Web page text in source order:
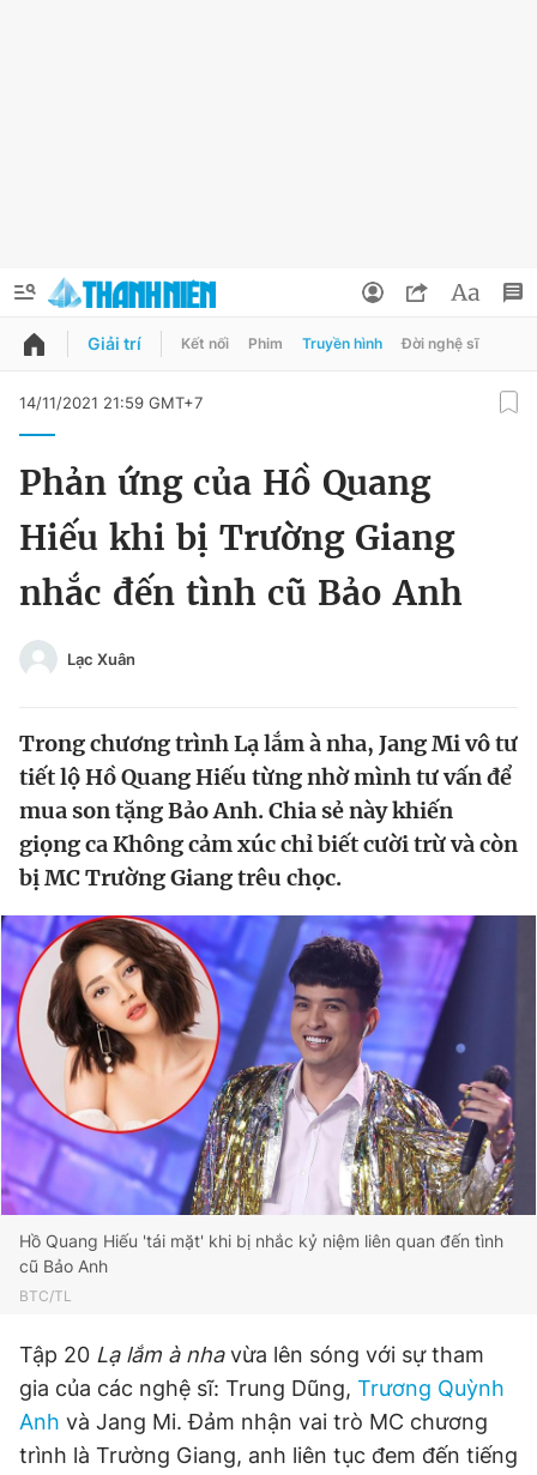
QUẢNG CÁO
Chuyên mục khác
Video Magazine
Sản phẩm khác
Thông tin tòa soạn Liên hệ quảng cáo
Đọc Thanh Niên trên điện thoại
Theo dõi báo trên
Hotline
0906 645 777
Liên hệ quảng cáo
0908 780 404
Đặt báo Quảng cáo RSS Tòa soạn Chính sách bảo
Đổi mật khẩu
Tin đã lưu
Tin đã xem
Đăng xuất
Giải trí Kết nối Phim Truyền hình Đời nghệ sĩ
14/11/2021 21:59 GMT+7
Phản ứng của Hồ Quang
Hiếu khi bị Trường Giang
nhắc đến tình cũ Bảo Anh
Lạc Xuân
Trong chương trình Lạ lắm à nha, Jang Mi vô tư
tiết lộ Hồ Quang Hiếu từng nhờ mình tư vấn để
mua son tặng Bảo Anh. Chia sẻ này khiến
giọng ca Không cảm xúc chỉ biết cười trừ và còn
bị MC Trường Giang trêu chọc.
Hồ Quang Hiếu 'tái mặt' khi bị nhắc kỷ niệm liên quan đến tình
cũ Bảo Anh
BTC/TL
Tập 20 Lạ lắm à nhavừa lên sóng với sự tham
gia của các nghệ sĩ: Trung Dũng, Trương Quỳnh
Anh và Jang Mi. Đảm nhận vai trò MC chương
trình là Trường Giang, anh liên tục đem đến tiếng